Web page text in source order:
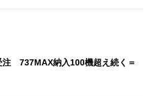
注 737MAX納入100機超え続く＝